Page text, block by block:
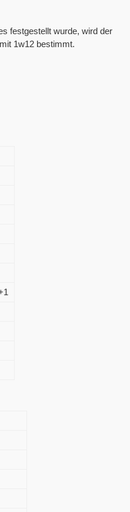
festgestellt wurde, wird der
1w12 bestimmt.